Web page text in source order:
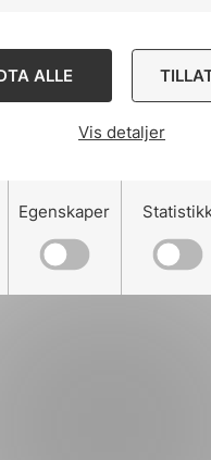
ALLE
Vis detaljer
Egenskaper